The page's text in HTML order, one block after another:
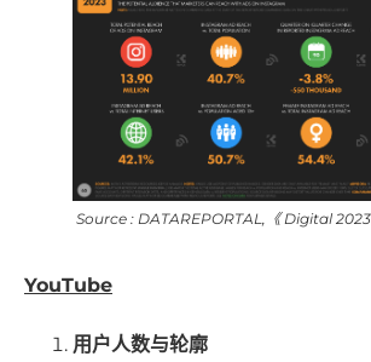
Source : DATAREPORTAL,《 Digital 2023
YouTube
用户人数与轮廓